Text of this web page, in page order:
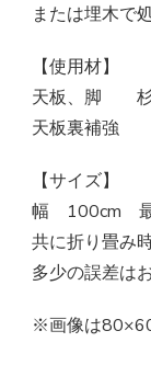
または埋木で
【使用材】
天板、脚
天板裏補強
【サイズ】
幅 100cm
共に折り畳み
多少の誤差は
※画像は